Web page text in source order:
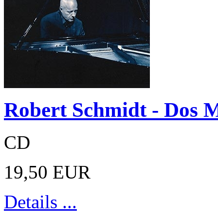
Robert Schmidt - Dos
CD
19,50 EUR
Details ...